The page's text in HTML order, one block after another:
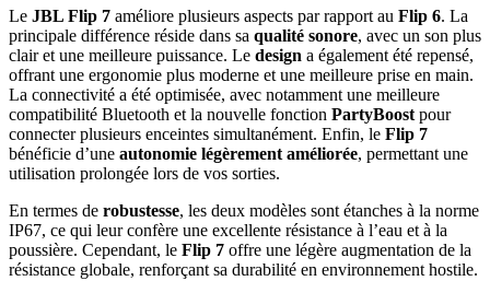
Le JBL Flip 7 améliore plusieurs aspects par rapport au Flip 6. La
principale différence réside dans sa qualité sonore, avec un son plus
clair et une meilleure puissance. Le design a également été repensé,
offrant une ergonomie plus moderne et une meilleure prise en main.
La connectivité a été optimisée, avec notamment une meilleure
compatibilité Bluetooth et la nouvelle fonction PartyBoost pour
connecter plusieurs enceintes simultanément. Enfin, le Flip 7
bénéficie d’une autonomie légèrement améliorée, permettant une
utilisation prolongée lors de vos sorties.
En termes de robustesse, les deux modèles sont étanches à la norme
IP67, ce qui leur confère une excellente résistance à l’eau et à la
poussière. Cependant, le Flip 7 offre une légère augmentation de la
résistance globale, renforçant sa durabilité en environnement hostile.